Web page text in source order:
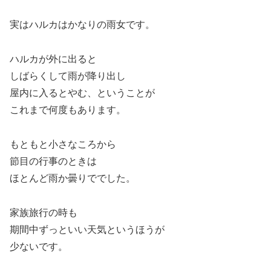
実はハルカはかなりの雨女です。
ハルカが外に出ると
しばらくして雨が降り出し
屋内に入るとやむ、ということが
これまで何度もあります。
もともと小さなころから
節目の行事のときは
ほとんど雨か曇りででした。
家族旅行の時も
期間中ずっといい天気というほうが
少ないです。